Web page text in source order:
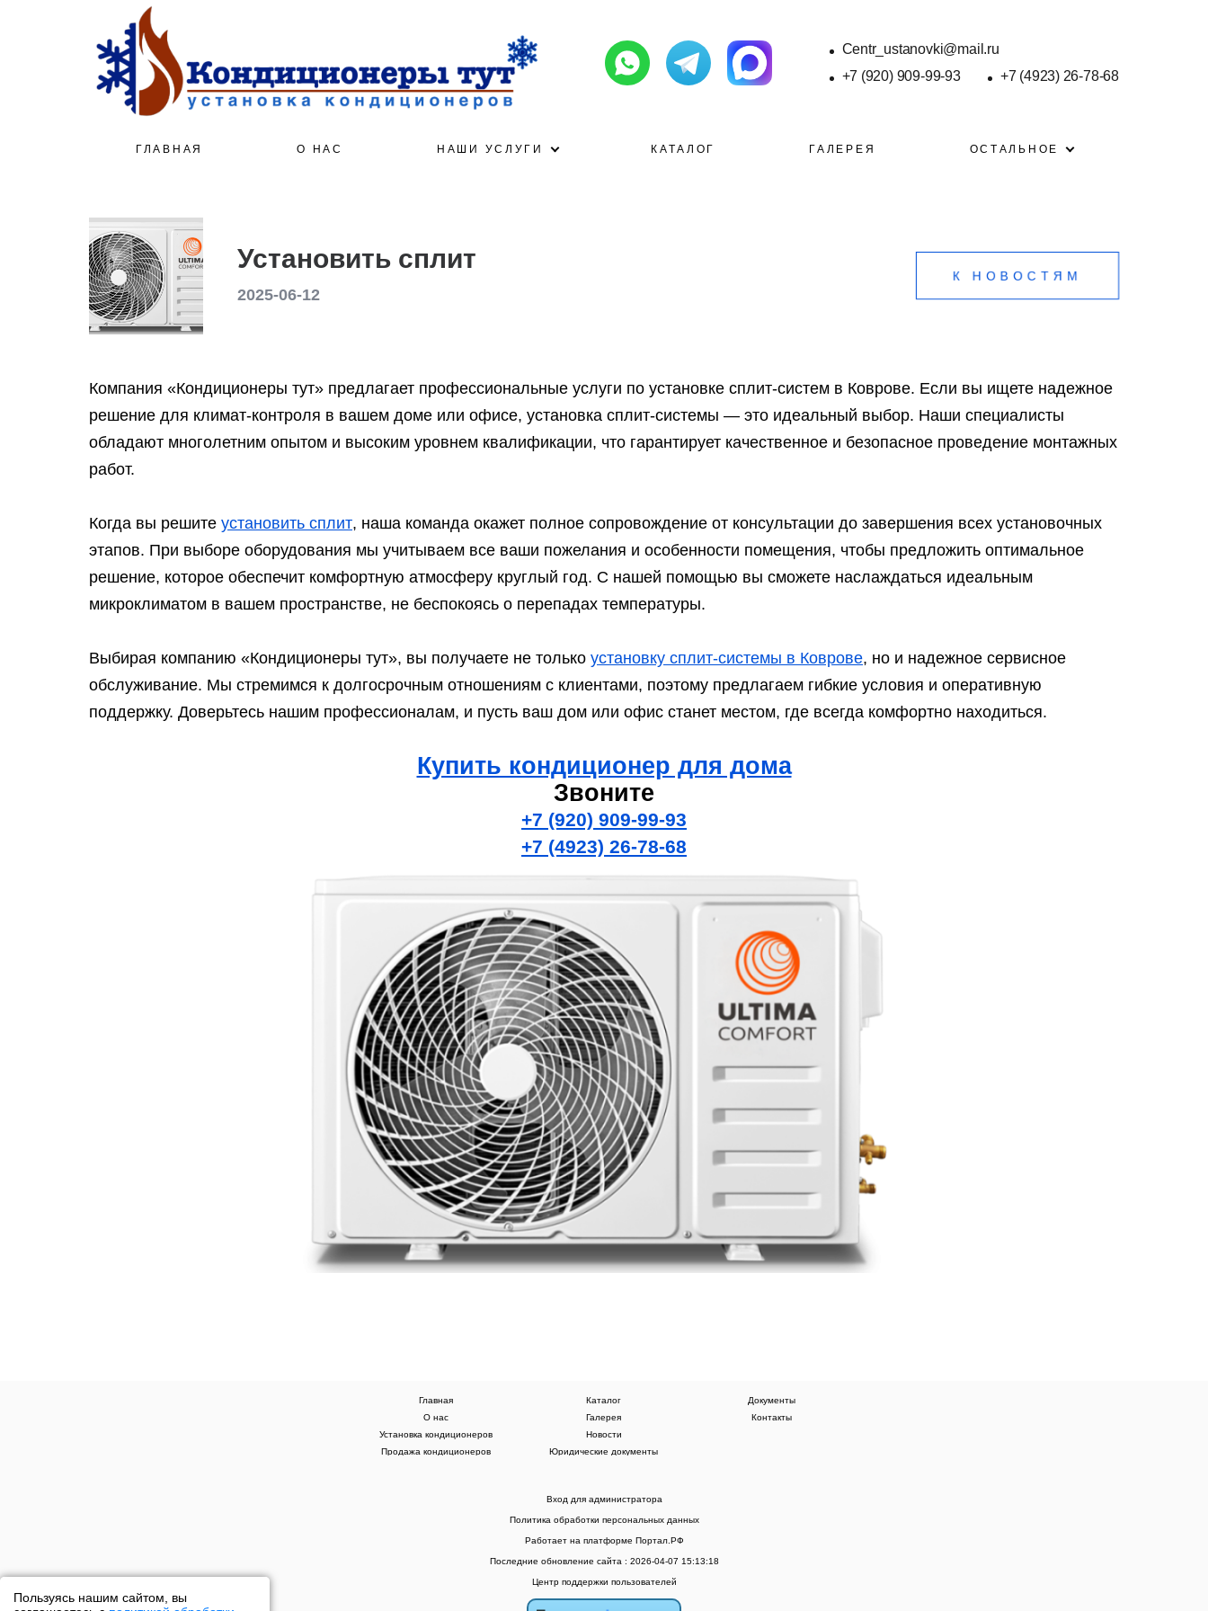
Пользуясь нашим сайтом, вы
Centr_ustanovki@mail.ru
+7 (920) 909-99-93
+7 (4923) 26-78-68
ГЛАВНАЯ О НАС НАШИ УСЛУГИ КАТАЛОГ ГАЛЕРЕЯ ОСТАЛЬНОЕ
Установить сплит
2025-06-12
К НОВОСТЯМ
Компания «Кондиционеры тут» предлагает профессиональные услуги по установке сплит-систем в Коврове. Если вы ищете надежное
решение для климат-контроля в вашем доме или офисе, установка сплит-системы — это идеальный выбор. Наши специалисты
обладают многолетним опытом и высоким уровнем квалификации, что гарантирует качественное и безопасное проведение монтажных
работ.
Когда вы решите установить сплит, наша команда окажет полное сопровождение от консультации до завершения всех установочных
этапов. При выборе оборудования мы учитываем все ваши пожелания и особенности помещения, чтобы предложить оптимальное
решение, которое обеспечит комфортную атмосферу круглый год. С нашей помощью вы сможете наслаждаться идеальным
микроклиматом в вашем пространстве, не беспокоясь о перепадах температуры.
Выбирая компанию «Кондиционеры тут», вы получаете не только установку сплит-системы в Коврове, но и надежное сервисное
обслуживание. Мы стремимся к долгосрочным отношениям с клиентами, поэтому предлагаем гибкие условия и оперативную
поддержку. Доверьтесь нашим профессионалам, и пусть ваш дом или офис станет местом, где всегда комфортно находиться.
Купить кондиционер для дома
Звоните
+7 (920) 909-99-93
+7 (4923) 26-78-68
Главная
О нас
Установка кондиционеров
Продажа кондиционеров
Каталог
Галерея
Новости
Юридические документы
Документы
Контакты
Вход для администратора
Политика обработки персональных данных
Работает на платформе Портал.РФ
Последние обновление сайта : 2026-04-07 15:13:18
Центр поддержки пользователей